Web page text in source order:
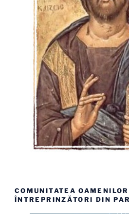
COMUNITATEA OAMENILOR
ÎNTREPRINZĂTORI DIN